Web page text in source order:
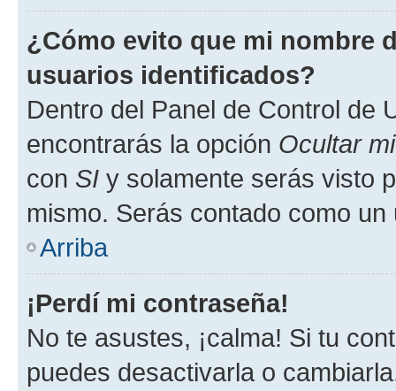
¿Cómo evito que mi nombre
usuarios identificados?
Dentro del Panel de Control de
encontrarás la opción Ocultar
con SI y solamente serás visto
mismo. Serás contado como un
Arriba
¡Perdí mi contraseña!
No te asustes, ¡calma! Si tu
puedes desactivarla o